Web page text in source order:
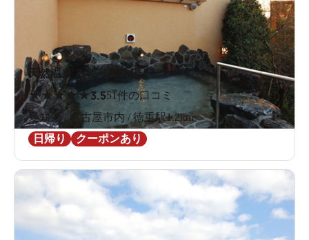
天然温泉 みどり楽の湯
★★★★★3.551件の口コミ
愛知県 / 名古屋市内 / 徳重駅1.2km
日帰り
クーポンあり